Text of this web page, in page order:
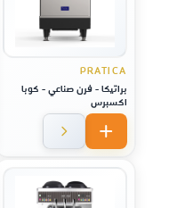
PRATICA
براتيكا - فرن صناعي - كوبا
اكسبرس